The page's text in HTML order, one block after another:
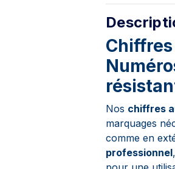
Nos chiffres
marquages
comme en
professionnel